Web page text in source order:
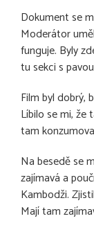
Dokument se
Moderátor
funguje. Byly
tu sekci s
Film byl dobrý,
Líbilo se mi, že
tam
Na besedě se
zajímavá a
Kambodži.
Mají tam